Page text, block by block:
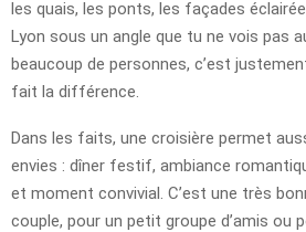
les quais, les ponts, les façades
Lyon sous un angle que tu ne vois pas
beaucoup de personnes, c’est
fait la différence.
Dans les faits, une croisière permet
envies : dîner festif, ambiance
et moment convivial. C’est une très
couple, pour un petit groupe d’amis ou